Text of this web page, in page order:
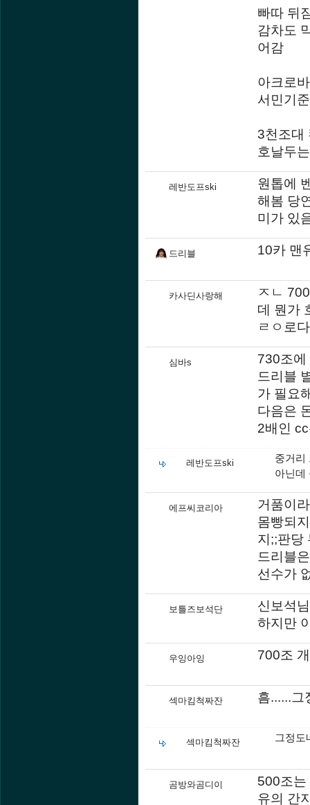
빠따 뒤
감차도
어감
아크로
서민기
3천조대
호날두
레반도프ski
원톱에
해봄 당
미가 있
드리블 10카 맨
카사딘사랑해
ㅈㄴ
데 뭔가
ㄹㅇ로
심바s
730조에
드리블
가 필요
다음은
2배인
레반도프ski
중거리
아닌데
에프씨코리아
거품이
몸빵되
지;;판당
드리블
선수가
보틀즈보석단
신보석
하지만
우잉아잉 700조
섹마킴척짜잔 흠......그
섹마킴척짜잔 그정도
곰방와곰디이
500조는
유의 간